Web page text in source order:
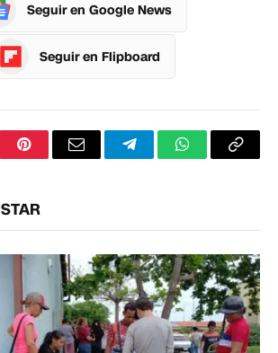
Seguir en Google News
Seguir en Flipboard
PinterestCorreoTelegramWhatsApp